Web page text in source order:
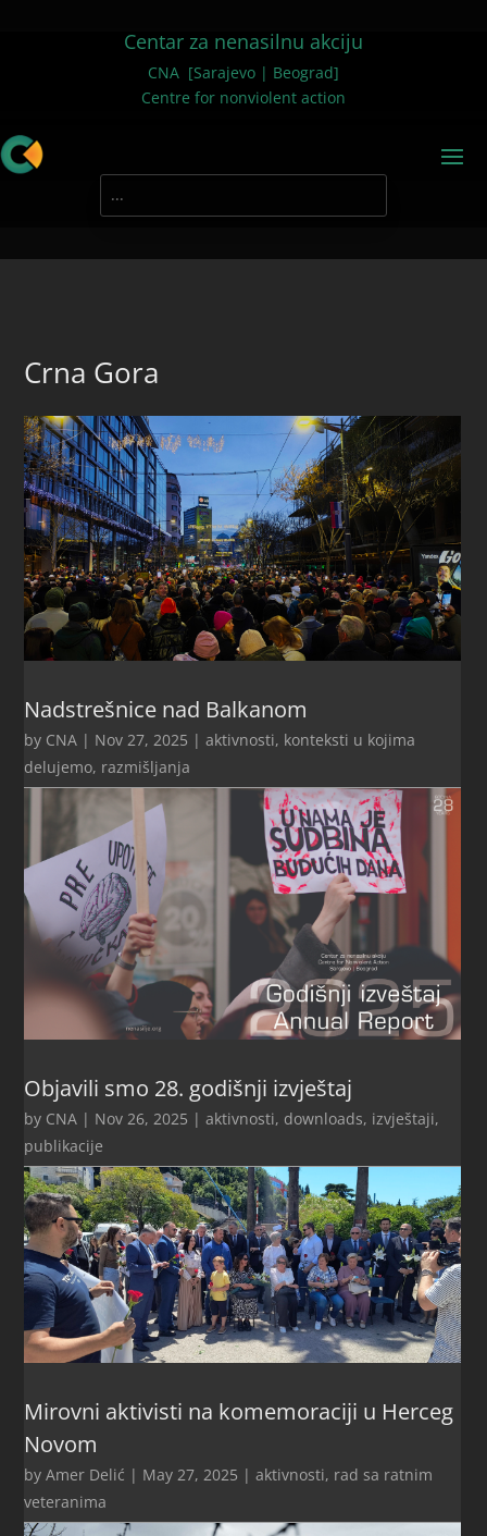
Centar za nenasilnu akciju
CNA [Sarajevo | Beograd]
Centre for nonviolent action
Crna Gora
Nadstrešnice nad Balkanom
by CNA | Nov 27, 2025 |aktivnosti, konteksti u kojima
delujemo, razmišljanja
Objavili smo 28. godišnji izvještaj
by CNA | Nov 26, 2025 |aktivnosti, downloads, izvještaji,
publikacije
Mirovni aktivisti na komemoraciji u Herceg
Novom
byAmer Delić | May 27, 2025 |aktivnosti, rad sa ratnim
veteranima